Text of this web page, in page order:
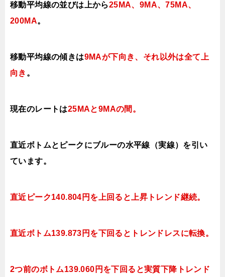
移動平均線の並びは上から25MA、9MA、75MA、
200MA。
移動平均線の傾きは9MAが下向き、それ以外は全て上
向き 。
現在のレートは25MAと9MAの間 。
直近ボトムとピークにブルーの水平線（実線）を引い
ています。
直近ピーク140.804 円を上回ると上昇 トレンド継続。
直近ボトム139.873円を下回ると トレンドレスに転換。
2つ前のボトム139.060円を下回ると実質下降トレンド